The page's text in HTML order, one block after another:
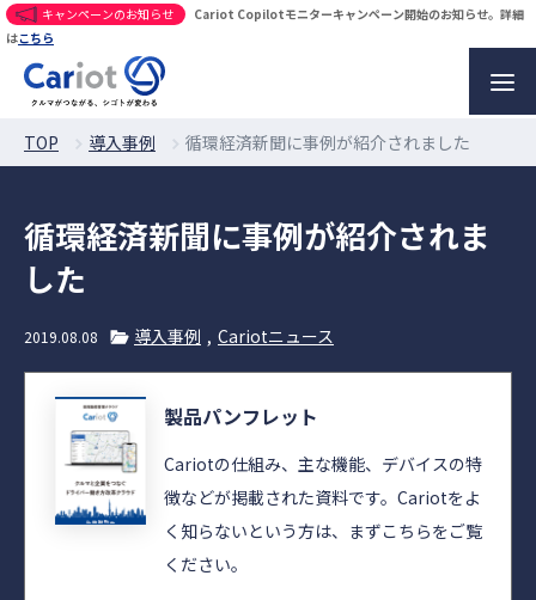
キャンペーンのお知らせ
Cariot Copilotモニターキャンペーン開始のお知らせ。詳細
はこちら
TOP 導入事例 循環経済新聞に事例が紹介されました
循環経済新聞に事例が紹介されま
した
2019.08.08 導入事例 Cariotニュース
製品パンフレット
Cariotの仕組み、主な機能、デバイスの特
徴などが掲載された資料です。Cariotをよ
く知らないという方は、まずこちらをご覧
ください。